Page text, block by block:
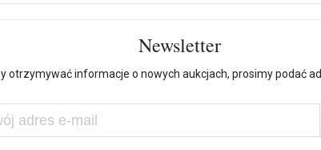
Newsletter
otrzymywać informacje o nowych aukcjach, prosimy podać